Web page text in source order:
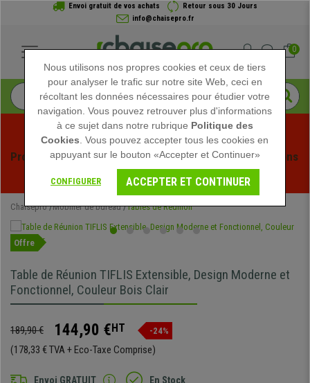
Envoi gratuit de vos achats
Retour sous 30 Jours
info@chaisepro.fr
0
Profitez des soldes d'été chez Chaisepro ! Des réductions
exclusives pour une durée limitée - Voir l'offre
Chaisepro Mobilier de bureau Tables de Réunion
Offre
Table de Réunion TIFLIS Extensible, Design Moderne et
Fonctionnel, Couleur Bois Clair
189,90 € 144,90 €HT -24%
(178,33 € TVA + Eco-Taxe Comprise)
Envoi GRATUIT En Stock
Nous utilisons nos propres cookies et ceux de tiers
pour analyser le trafic sur notre site Web, ceci en
récoltant les données nécessaires pour étudier votre
navigation. Vous pouvez retrouver plus d'informations
à ce sujet dans notre rubrique Politique des
Cookies . Vous pouvez accepter tous les cookies en
appuyant sur le bouton «Accepter et Continuer»
CONFIGURER ACCEPTER ET CONTINUER